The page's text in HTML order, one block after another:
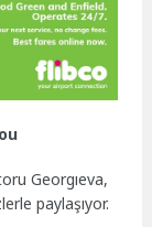
Georgıeva,
paylaşıyor.